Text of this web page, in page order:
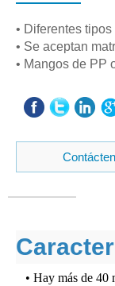
• Diferentes
• Se aceptan
• Mangos de PP
• Hay más de 40